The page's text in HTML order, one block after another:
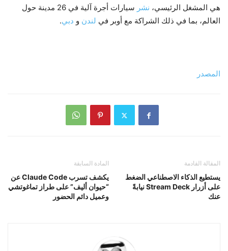
هي المشغل الرئيسي، نشر
سيارات أجرة آلية في 26 مدينة حول
العالم، بما في ذلك الشراكة مع أوبر في لندن و دبي.
المصدر
المادة السابقة
يكشف تسرب Claude Code عن
“حيوان أليف” على طراز تماغوتشي
وعميل دائم الحضور
المقالة القادمة
يستطيع الذكاء الاصطناعي الضغط
على أزرار Stream Deck نيابةً
عنك